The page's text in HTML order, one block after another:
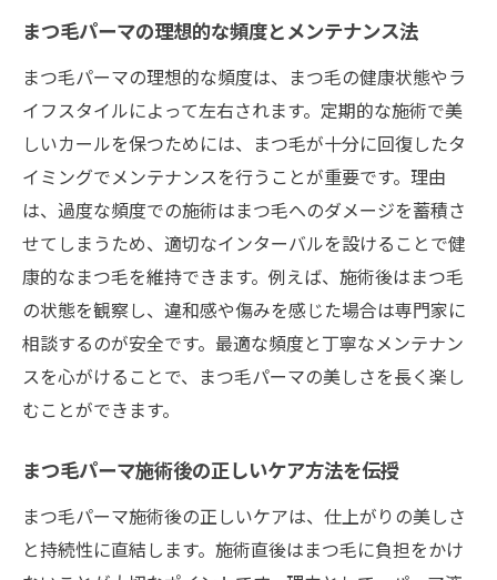
まつ毛パーマの理想的な頻度とメンテナンス法
まつ毛パーマの理想的な頻度は、まつ毛の健康状態やラ
イフスタイルによって左右されます。定期的な施術で美
しいカールを保つためには、まつ毛が十分に回復したタ
イミングでメンテナンスを行うことが重要です。理由
は、過度な頻度での施術はまつ毛へのダメージを蓄積さ
せてしまうため、適切なインターバルを設けることで健
康的なまつ毛を維持できます。例えば、施術後はまつ毛
の状態を観察し、違和感や傷みを感じた場合は専門家に
相談するのが安全です。最適な頻度と丁寧なメンテナン
スを心がけることで、まつ毛パーマの美しさを長く楽し
むことができます。
まつ毛パーマ施術後の正しいケア方法を伝授
まつ毛パーマ施術後の正しいケアは、仕上がりの美しさ
と持続性に直結します。施術直後はまつ毛に負担をかけ